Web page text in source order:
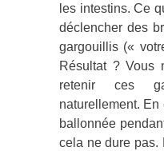
les intestins. Ce
déclencher des
gargouillis («
Résultat ? Vous
retenir ces
naturellement.
ballonnée
cela ne dure pas.